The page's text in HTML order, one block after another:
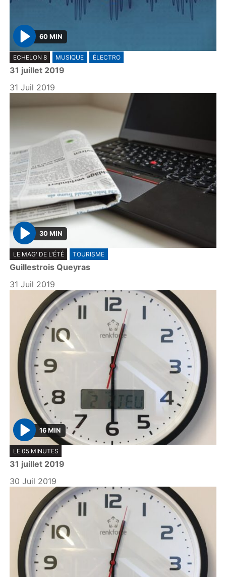
P
l
a
y
60 MIN
ECHELON 8 MUSIQUE ÉLECTRO
31 juillet 2019
31 Juil 2019
P
l
a
y
30 MIN
LE MAG' DE L'ÉTÉ TOURISME
Guillestrois Queyras
31 Juil 2019
P
l
a
y
16 MIN
LE 05 MINUTES
31 juillet 2019
30 Juil 2019